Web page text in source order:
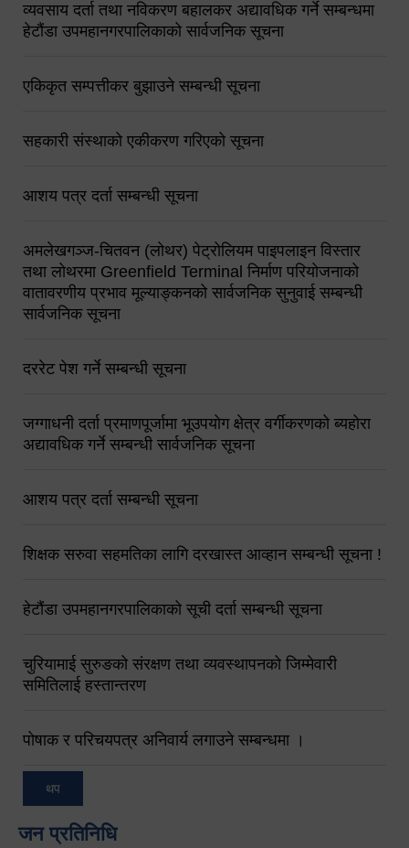
व्यवसाय दर्ता तथा नविकरण बहालकर अद्यावधिक गर्ने सम्बन्धमा
हेटौंडा उपमहानगरपालिकाको सार्वजनिक सूचना
एकिकृत सम्पत्तीकर बुझाउने सम्बन्धी सूचना
सहकारी संस्थाको एकीकरण गरिएको सूचना
आशय पत्र दर्ता सम्बन्धी सूचना
अमलेखगञ्ज-चितवन (लोथर) पेट्रोलियम पाइपलाइन विस्तार
तथा लोथरमा Greenfield Terminal निर्माण परियोजनाको
वातावरणीय प्रभाव मूल्याङ्कनको सार्वजनिक सुनुवाई सम्बन्धी
सार्वजनिक सूचना
दररेट पेश गर्ने सम्बन्धी सूचना
जग्गाधनी दर्ता प्रमाणपूर्जामा भूउपयोग क्षेत्र वर्गीकरणको ब्यहोरा
अद्यावधिक गर्ने सम्बन्धी सार्वजनिक सूचना
आशय पत्र दर्ता सम्बन्धी सूचना
शिक्षक सरुवा सहमतिका लागि दरखास्त आव्हान सम्बन्धी सूचना !
हेटौंडा उपमहानगरपालिकाको सूची दर्ता सम्बन्धी सूचना
चुरियामाई सुरुङको संरक्षण तथा व्यवस्थापनको जिम्मेवारी
समितिलाई हस्तान्तरण
पोषाक र परिचयपत्र अनिवार्य लगाउने सम्बन्धमा ।
थप
जन प्रतिनिधि